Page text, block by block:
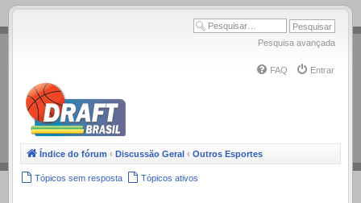
.
Pesquisa avançada
FAQ Entrar
Índice do fórum ‹ Discussão Geral ‹ Outros Esportes
Tópicos sem resposta Tópicos ativos